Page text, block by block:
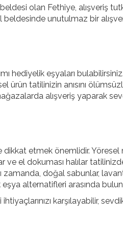
olan Fethiye, alışveriş
unutulmaz bir
hediyelik eşyaları bulabilirsiniz.
ürün tatilinizin anısını
alışveriş yaparak
dikkat etmek önemlidir.
ve el dokuması halılar
zamanda, doğal sabunlar,
alternatifleri arasında
karşılayabilir,